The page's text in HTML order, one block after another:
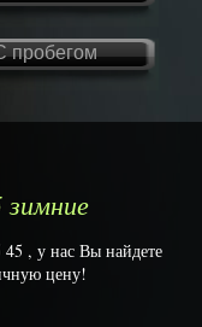
пробегом
, у нас Вы найдете
цену!